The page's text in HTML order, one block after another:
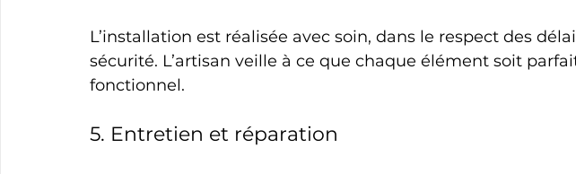
L’installation est réalisée avec soin, dans le respect des
sécurité. L’artisan veille à ce que chaque élément soit
fonctionnel.
5. Entretien et réparation